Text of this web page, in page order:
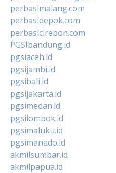
perbasimalang.com
perbasidepok.com
perbasicirebon.com
PGSIbandung.id
pgsiaceh.id
pgsijambi.id
pgsibali.id
pgsijakarta.id
pgsimedan.id
pgsilombok.id
pgsimaluku.id
pgsimanado.id
akmilsumbar.id
akmilpapua.id